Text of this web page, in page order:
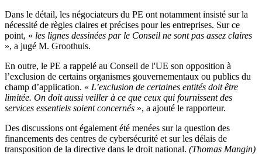
Dans le détail, les négociateurs du PE ont notamment insisté sur la
nécessité de règles claires et précises pour les entreprises. Sur ce
point, « les lignes dessinées par le Conseil ne sont pas assez claires
», a jugé M. Groothuis.
En outre, le PE a rappelé au Conseil de l'UE son opposition à
l’exclusion de certains organismes gouvernementaux ou publics du
champ d’application. « L’exclusion de certaines entités doit être
limitée. On doit aussi veiller à ce que ceux qui fournissent des
services essentiels soient concernés », a ajouté le rapporteur.
Des discussions ont également été menées sur la question des
financements des centres de cybersécurité et sur les délais de
transposition de la directive dans le droit national. (Thomas Mangin)